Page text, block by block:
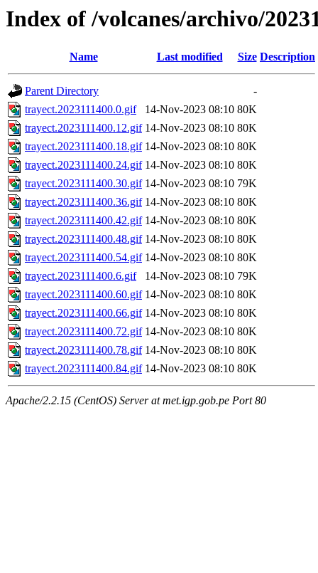
Index of /volcanes/archivo/
Name Last modified Size Description
Parent Directory
-
trayect.2023111400.0.gif
14-Nov-2023 08:10 80K
trayect.2023111400.12.gif 14-Nov-2023 08:10 80K
trayect.2023111400.18.gif 14-Nov-2023 08:10 80K
trayect.2023111400.24.gif 14-Nov-2023 08:10 80K
trayect.2023111400.30.gif 14-Nov-2023 08:10 79K
trayect.2023111400.36.gif 14-Nov-2023 08:10 80K
trayect.2023111400.42.gif 14-Nov-2023 08:10 80K
trayect.2023111400.48.gif 14-Nov-2023 08:10 80K
trayect.2023111400.54.gif 14-Nov-2023 08:10 80K
trayect.2023111400.6.gif
14-Nov-2023 08:10 79K
trayect.2023111400.60.gif 14-Nov-2023 08:10 80K
trayect.2023111400.66.gif 14-Nov-2023 08:10 80K
trayect.2023111400.72.gif 14-Nov-2023 08:10 80K
trayect.2023111400.78.gif 14-Nov-2023 08:10 80K
trayect.2023111400.84.gif 14-Nov-2023 08:10 80K
Apache/2.2.15 (CentOS) Server at met.igp.gob.pe Port 80